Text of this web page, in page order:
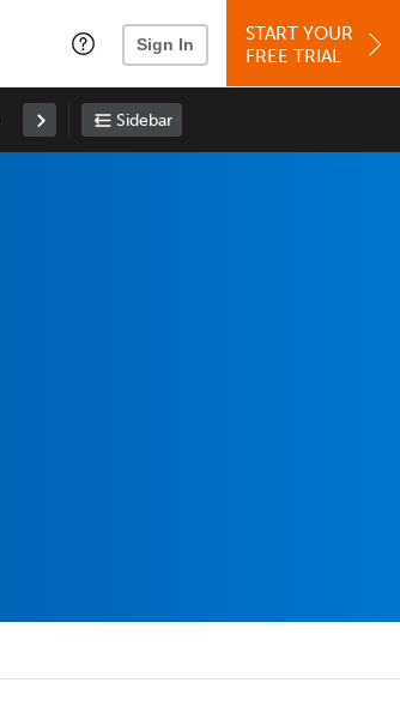
Sign In
START YOUR
FREE TRIAL
Sidebar